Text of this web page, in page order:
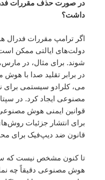
در صورت حذف مقررات
داشت؟
اگر ترامپ مقررات
دولت‌های ایالتی ممکن
شوند. برای مثال، در
در برابر تقلید صدا با
می، کلرادو سیستمی
مصنوعی ایجاد کرد. در
قوانین ایمنی هوش
برای انتشار جزئیات
قانون ضد دیپ‌فیک برای
تا کنون مشخص نیست که
هوش مصنوعی دقیقاً چه